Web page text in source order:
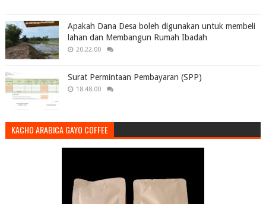
Apakah Dana Desa boleh digunakan untuk membeli
lahan dan Membangun Rumah Ibadah
20.22.00
Surat Permintaan Pembayaran (SPP)
18.48.00
KACHO ARABICA GAYO COFFEE